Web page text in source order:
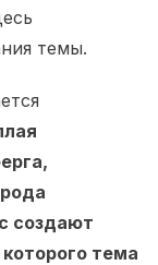
темы.
создают
тема